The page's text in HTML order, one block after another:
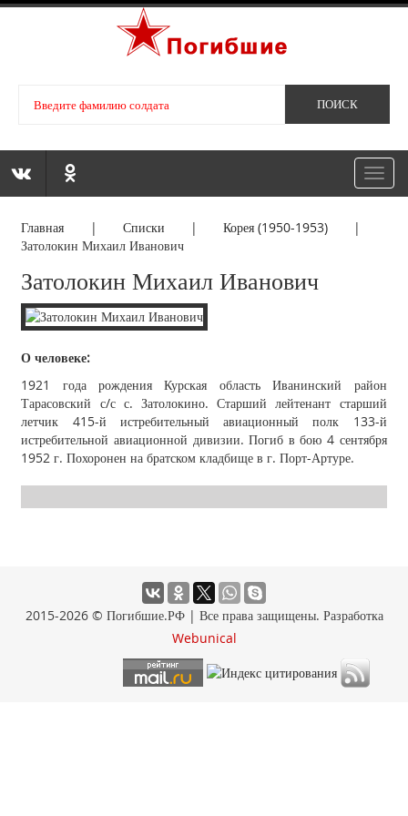
Главная | Списки |Корея (1950-1953) |
Затолокин Михаил Иванович
Затолокин Михаил Иванович
О человеке:
1921 года рождения Курская область Иванинский район
Тарасовский с/с с. Затолокино. Старший лейтенант старший
летчик 415-й истребительный авиационный полк 133-й
истребительной авиационной дивизии. Погиб в бою 4 сентября
1952 г. Похоронен на братском кладбище в г. Порт-Артуре.
2015-2026 © Погибшие.РФ | Все права защищены. Разработка
Webunical